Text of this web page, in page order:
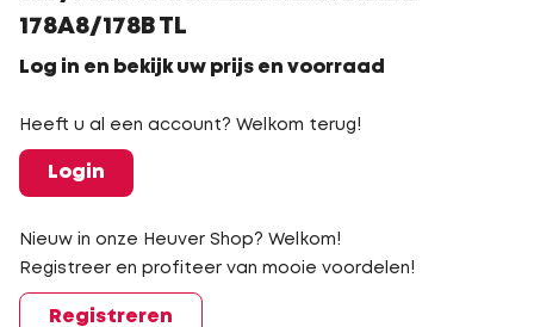
178A8/178B TL
Log in en bekijk uw prijs en voorraad
Heeft u al een account? Welkom terug!
Login
Nieuw in onze Heuver Shop? Welkom!
Registreer en profiteer van mooie voordelen!
Registreren